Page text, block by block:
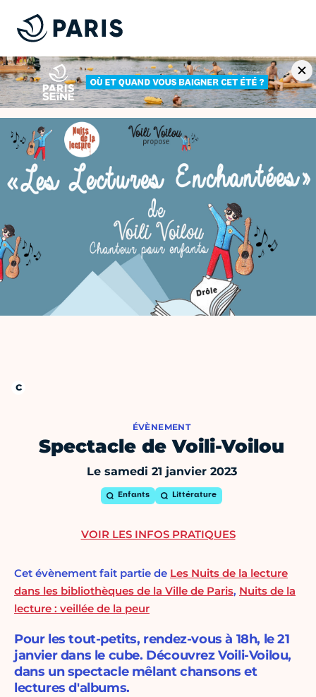
ÉVÈNEMENT
Spectacle de Voili-Voilou
Le samedi 21 janvier 2023
Enfants Littérature
Cet évènement fait partie de Les Nuits de la lecture
dans les bibliothèques de la Ville de Paris, Nuits de la
lecture : veillée de la peur
Pour les tout-petits, rendez-vous à 18h, le 21
janvier dans le cube. Découvrez Voili-Voilou,
dans un spectacle mêlant chansons et
lectures d'albums.
VOIR LES INFOS PRATIQUES